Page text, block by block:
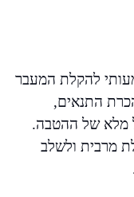
להקלת המעבר
התנאים,
מלא של ההטבה.
מרבית ולשלב